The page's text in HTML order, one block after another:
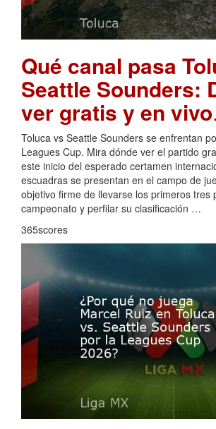
Qué canal pasa
Seattle Sounders:
ver gratis y en vivo
Toluca vs Seattle Sounders se enfrentan
Leagues Cup. Mira dónde ver el partido
este inicio del esperado certamen
escuadras se presentan en el campo de
objetivo firme de llevarse los primeros tres
campeonato y perfilar su clasificación …
365scores